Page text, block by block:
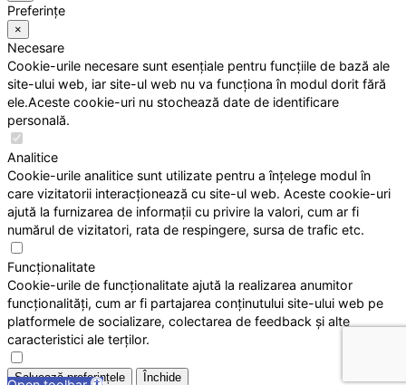
Preferințe
×
Necesare
Cookie-urile necesare sunt esențiale pentru funcțiile de bază ale
site-ului web, iar site-ul web nu va funcționa în modul dorit fără
ele.Aceste cookie-uri nu stochează date de identificare
personală.
Analitice
Cookie-urile analitice sunt utilizate pentru a înțelege modul în
care vizitatorii interacționează cu site-ul web. Aceste cookie-uri
ajută la furnizarea de informații cu privire la valori, cum ar fi
numărul de vizitatori, rata de respingere, sursa de trafic etc.
Funcționalitate
Cookie-urile de funcționalitate ajută la realizarea anumitor
funcționalități, cum ar fi partajarea conținutului site-ului web pe
platformele de socializare, colectarea de feedback și alte
caracteristici ale terților.
Salvează preferințele Închide